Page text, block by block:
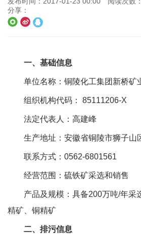
分享：
一、基础信息
单位名称：铜陵化工集团新桥矿
组织机构代码： 85111206-X
法定代表人：高建峰
生产地址：安徽省铜陵市狮子山
联系方式： 0562-6801561
经营范围：硫铁矿采选和销售
产品及规模：具备200万吨/年采
精矿、铜精矿
二、排污信息